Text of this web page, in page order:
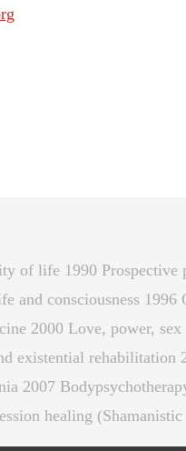
of life 1990
and consciousness
2000 Love, power,
existential
2007
healing